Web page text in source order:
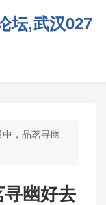
坛,武汉027
，品茗寻幽
幽好去